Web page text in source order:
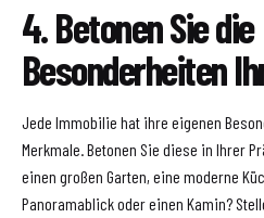
4. Betonen Sie die
Besonderheiten
Jede Immobilie hat ihre eigenen
Merkmale. Betonen Sie diese in Ihrer
einen großen Garten, eine moderne
Panoramablick oder einen Kamin?